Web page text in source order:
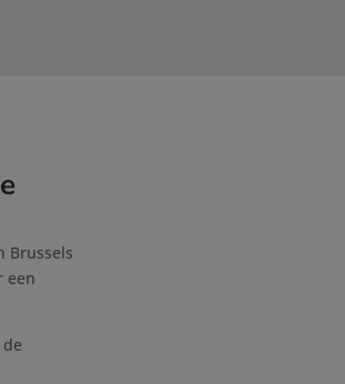
Brussels
een